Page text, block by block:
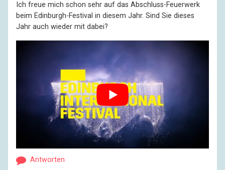
Ich freue mich schon sehr auf das Abschluss-Feuerwerk
beim Edinburgh-Festival in diesem Jahr. Sind Sie dieses
Jahr auch wieder mit dabei?
Antworten